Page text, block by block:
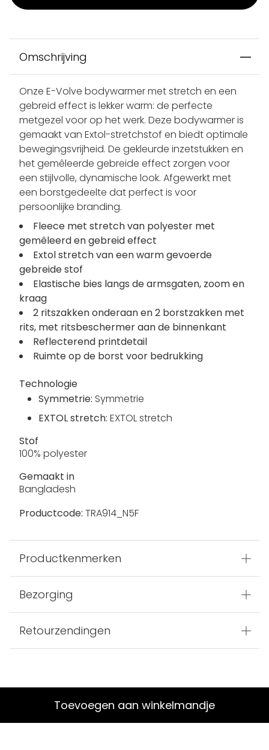
Omschrijving
Onze E-Volve bodywarmer met stretch en een
gebreid effect is lekker warm: de perfecte
metgezel voor op het werk. Deze bodywarmer is
gemaakt van Extol-stretchstof en biedt optimale
bewegingsvrijheid. De gekleurde inzetstukken en
het gemêleerde gebreide effect zorgen voor
een stijlvolle, dynamische look. Afgewerkt met
een borstgedeelte dat perfect is voor
persoonlijke branding.
Fleece met stretch van polyester met
gemêleerd en gebreid effect
Extol stretch van een warm gevoerde
gebreide stof
Elastische bies langs de armsgaten, zoom en
kraag
2 ritszakken onderaan en 2 borstzakken met
rits, met ritsbeschermer aan de binnenkant
Reflecterend printdetail
Ruimte op de borst voor bedrukking
Technologie
Symmetrie: Symmetrie
EXTOL stretch: EXTOL stretch
Stof
100% polyester
Gemaakt in
Bangladesh
Productcode: TRA914_N5F
Productkenmerken
Bezorging
Retourzendingen
Toevoegen aan winkelmandje